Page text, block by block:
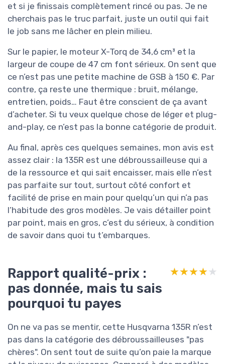
et si je finissais complètement rincé ou pas. Je ne
cherchais pas le truc parfait, juste un outil qui fait
le job sans me lâcher en plein milieu.
Sur le papier, le moteur X-Torq de 34,6 cm³ et la
largeur de coupe de 47 cm font sérieux. On sent que
ce n’est pas une petite machine de GSB à 150 €. Par
contre, ça reste une thermique : bruit, mélange,
entretien, poids… Faut être conscient de ça avant
d’acheter. Si tu veux quelque chose de léger et plug-
and-play, ce n’est pas la bonne catégorie de produit.
Au final, après ces quelques semaines, mon avis est
assez clair : la 135R est une débroussailleuse qui a
de la ressource et qui sait encaisser, mais elle n’est
pas parfaite sur tout, surtout côté confort et
facilité de prise en main pour quelqu’un qui n’a pas
l’habitude des gros modèles. Je vais détailler point
par point, mais en gros, c’est du sérieux, à condition
de savoir dans quoi tu t’embarques.
Rapport qualité-prix :
pas donnée, mais tu sais
pourquoi tu payes
★★★★★
★★★★★
On ne va pas se mentir, cette Husqvarna 135R n’est
pas dans la catégorie des débroussailleuses "pas
chères". On sent tout de suite qu’on paie la marque